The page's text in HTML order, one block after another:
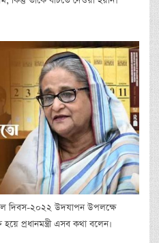
দিবস-২০২২ উদযাপন উপলক্ষে
প্রধানমন্ত্রী এসব কথা বলেন।